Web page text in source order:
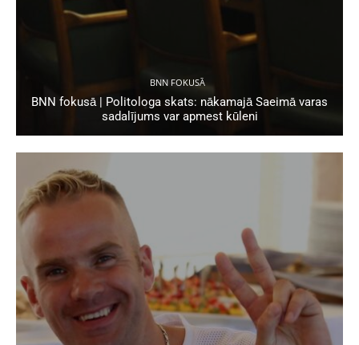
BNN FOKUSĀ
BNN fokusā | Politologa skats: nākamajā Saeimā varas
sadalījums var apmest kūleni